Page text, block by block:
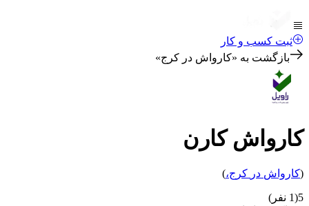
ثبت کسب و کار
بازگشت به «کارواش در کرج»
کارواش کارن
(کارواش در کرج،)
5
(
1 نفر)